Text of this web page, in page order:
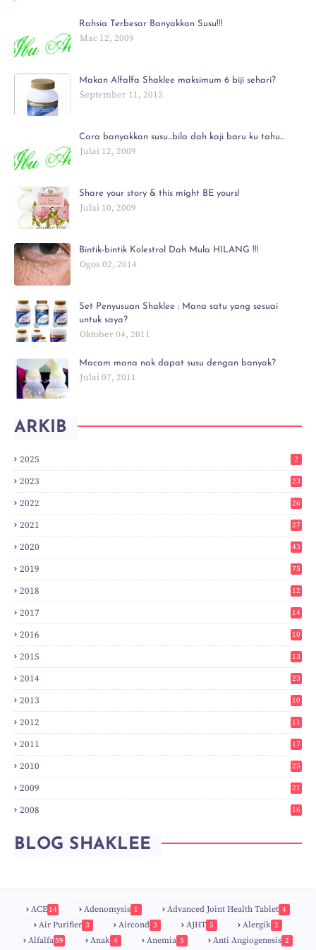
Rahsia Terbesar Banyakkan Susu!!!
Mac 12, 2009
Makan Alfalfa Shaklee maksimum 6 biji sehari?
September 11, 2013
Cara banyakkan susu...bila dah kaji baru ku tahu...
Julai 12, 2009
Share your story & this might BE yours!
Julai 10, 2009
Bintik-bintik Kolestrol Dah Mula HILANG !!!
Ogos 02, 2014
Set Penyusuan Shaklee : Mana satu yang sesuai
untuk saya?
Oktober 04, 2011
Macam mana nak dapat susu dengan banyak?
Julai 07, 2011
ARKIB
2025 2
2023 23
2022 26
2021 27
2020 43
2019 75
2018
12
8
2017
14
2016
10
3
2015
13
7
2014
23
2
2013
10
0
2012
11
3
2011
17
2010
25
0
2009
21
2008
16
BLOG SHAKLEE
ACE 14 Adenomysis 1 Advanced Joint Health Tablet 4
Air Purifier 3 Aircond 3 AJHT 5 Alergik 2
Alfalfa59 Anak 4 Anemia 5 Anti Angiogenesis 2